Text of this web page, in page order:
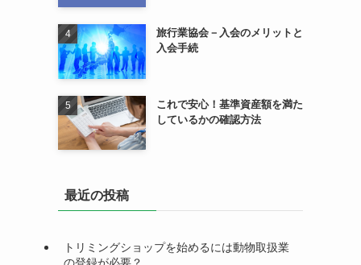
旅行業協会－入会のメリットと
入会手続
これで安心！基準資産額を満た
しているかの確認方法
最近の投稿
トリミングショップを始めるには動物取扱業
の登録が必要？